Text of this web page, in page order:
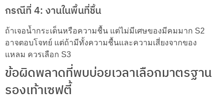
กรณีที่ 4: งานในพื้นที่ชื้น
ถ้าเจอน้ำกระเด็นหรือความชื้น แต่ไม่มีเศษของมีคมมาก S2
อาจตอบโจทย์ แต่ถ้ามีทั้งความชื้นและความเสี่ยงจากของ
แหลม ควรเลือก S3
ข้อผิดพลาดที่พบบ่อยเวลาเลือกมาตรฐาน
รองเท้าเซฟตี้